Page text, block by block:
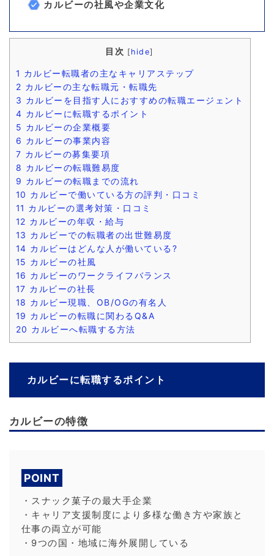
カルビーの社風や企業文化
目次 [ hide]
1 カルビー転職者の主なキャリアステップ
2 カルビーの主な転職元・転職先
3 カルビーを目指す人におすすめの転職エージェント
4 カルビーに転職するポイント
5 カルビーの企業概要
6 カルビーの事業内容
7 カルビーの募集要項
8 カルビーの転職難易度
9 カルビーの転職までの流れ
10 カルビーで働いている方の評判・口コミ
11 カルビーの選考対策・口コミ
12 カルビーの年収・給与
13 カルビーでの転職者の出世難易度
14 カルビーはどんな人が働いている?
15 カルビーの社風
16 カルビーのワークライフバランス
17 カルビーの社長
18 カルビー現職、OB/OGの有名人
19 カルビーの転職に関わるQ&A
20 カルビーへ転職する方法
カルビーに転職するポイント
カルビーの特徴
POINT
・スナック菓子の最大手企業
・キャリア支援制度により多様な働き方や家族と
仕事の両立が可能
・9つの国・地域に海外展開している